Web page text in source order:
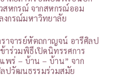
สหกรณ์ จากสหกรณ์ออม
งกรณ์มหาวิทยาลัย
าจารย์หัตถกาญจน์ อารีศิลป
าร่วมพิธีเปิดนิทรรศการ
แพร่ – บ้าน – บ้าน” จาก
ปวัฒนธรรมร่วมสมัย